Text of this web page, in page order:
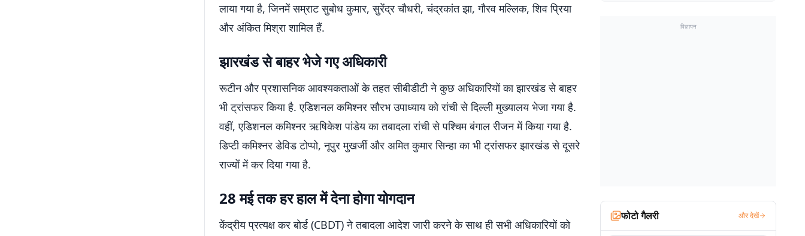
लाया गया है, जिनमें सम्राट सुबोध कुमार, सुरेंद्र चौधरी, चंद्रकांत झा, गौरव मल्लिक, शिव प्रिया
और अंकित मिश्रा शामिल हैं.
झारखंड से बाहर भेजे गए अधिकारी
रूटीन और प्रशासनिक आवश्यकताओं के तहत सीबीडीटी ने कुछ अधिकारियों का झारखंड से बाहर
भी ट्रांसफर किया है. एडिशनल कमिश्नर सौरभ उपाध्याय को रांची से दिल्ली मुख्यालय भेजा गया है.
वहीं, एडिशनल कमिश्नर ऋषिकेश पांडेय का तबादला रांची से पश्चिम बंगाल रीजन में किया गया है.
डिप्टी कमिश्नर डेविड टोप्पो, नूपुर मुखर्जी और अमित कुमार सिन्हा का भी ट्रांसफर झारखंड से दूसरे
राज्यों में कर दिया गया है.
28 मई तक हर हाल में देना होगा योगदान
केंद्रीय प्रत्यक्ष कर बोर्ड (CBDT) ने तबादला आदेश जारी करने के साथ ही सभी अधिकारियों को
विज्ञापन
फोटो गैलरी और देखें